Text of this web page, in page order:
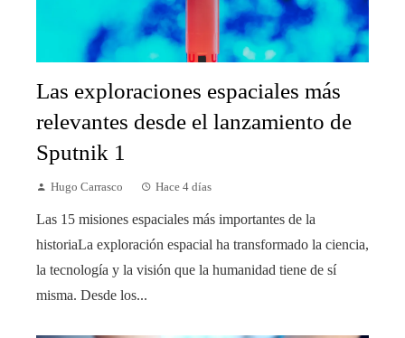
Las exploraciones espaciales más
relevantes desde el lanzamiento de
Sputnik 1
Hugo Carrasco Hace 4 días
Las 15 misiones espaciales más importantes de la
historiaLa exploración espacial ha transformado la ciencia,
la tecnología y la visión que la humanidad tiene de sí
misma. Desde los...